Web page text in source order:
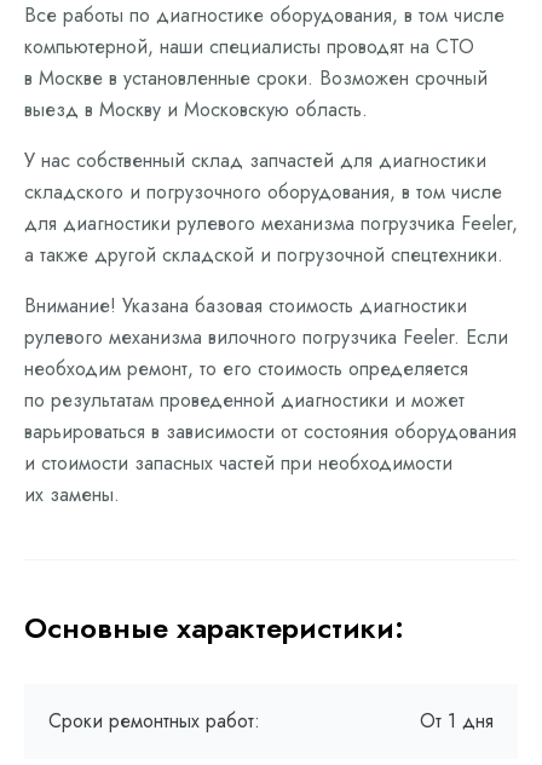
Все работы по диагностике оборудования, в том числе
компьютерной, наши специалисты проводят на СТО
в Москве в установленные сроки. Возможен срочный
выезд в Москву и Московскую область.
У нас собственный склад запчастей для диагностики
складского и погрузочного оборудования, в том числе
для диагностики рулевого механизма погрузчика Feeler,
а также другой складской и погрузочной спецтехники.
Внимание! Указана базовая стоимость диагностики
рулевого механизма вилочного погрузчика Feeler. Если
необходим ремонт, то его стоимость определяется
по результатам проведенной диагностики и может
варьироваться в зависимости от состояния оборудования
и стоимости запасных частей при необходимости
их замены.
Основные характеристики:
Сроки ремонтных работ: От 1 дня